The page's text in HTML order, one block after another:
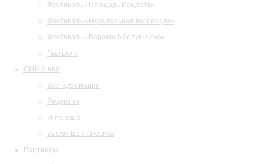
Фестиваль «Площадь Искусств»
Фестиваль «Музыкальная коллекция»
Фестиваль «Барокко в белую ночь»
Гастроли
СМИ о нас
Все публикации
Рецензии
Интервью
Время Шостаковича
Партнеры